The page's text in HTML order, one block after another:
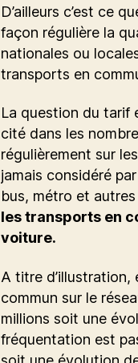
D’ailleurs c’est ce
façon régulière la
nationales ou
transports en
La question du tarif
cité dans les
régulièrement sur
jamais considéré
bus, métro et
les transports en
voiture.
A titre d’illustration,
commun sur le
millions soit une
fréquentation est